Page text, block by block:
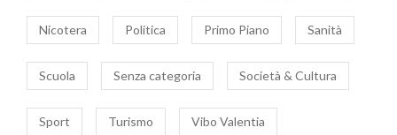
Nicotera Politica Primo Piano Sanità
Scuola Senza categoria Società & Cultura
Sport Turismo Vibo Valentia